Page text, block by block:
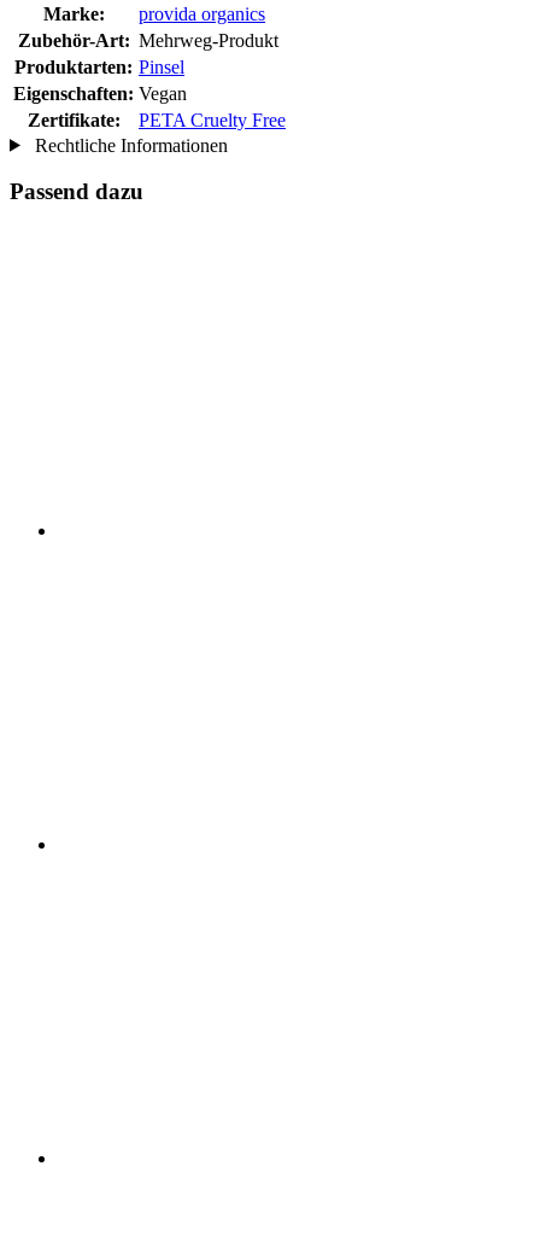
Marke:
provida organics
Zubehör-Art: Mehrweg-Produkt
Produktarten: Pinsel
Eigenschaften: Vegan
Zertifikate:
PETA Cruelty Free
Rechtliche Informationen
Passend dazu